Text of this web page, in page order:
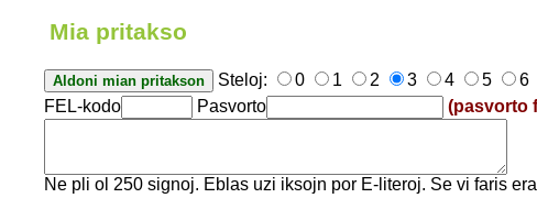
Mia pritakso
Steloj: 0 1 2 3 4 5
6
FEL-kodo
Pasvorto (pasvorto
Ne pli ol 250 signoj. Eblas uzi iksojn por E-literoj. Se vi faris